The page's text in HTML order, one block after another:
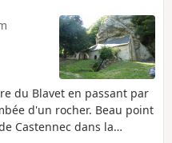
du Blavet en passant par
d'un rocher. Beau point
Castennec dans la